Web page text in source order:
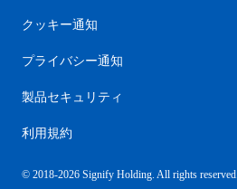
クッキー通知
プライバシー通知
製品セキュリティ
利用規約
© 2018-2026 Signify Holding. All rights reserved.